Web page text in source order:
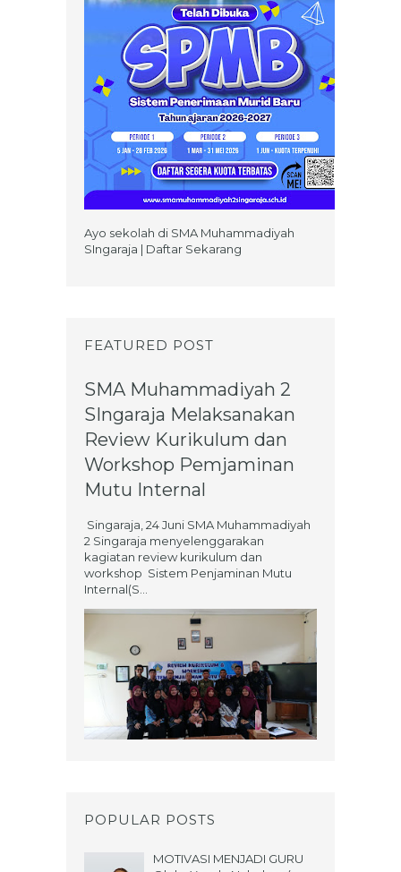
Ayo sekolah di SMA Muhammadiyah
SIngaraja | Daftar Sekarang
FEATURED POST
SMA Muhammadiyah 2
SIngaraja Melaksanakan
Review Kurikulum dan
Workshop Pemjaminan
Mutu Internal
Singaraja, 24 Juni SMA Muhammadiyah
2 Singaraja menyelenggarakan
kagiatan review kurikulum dan
workshop Sistem Penjaminan Mutu
Internal(S...
POPULAR POSTS
MOTIVASI MENJADI GURU